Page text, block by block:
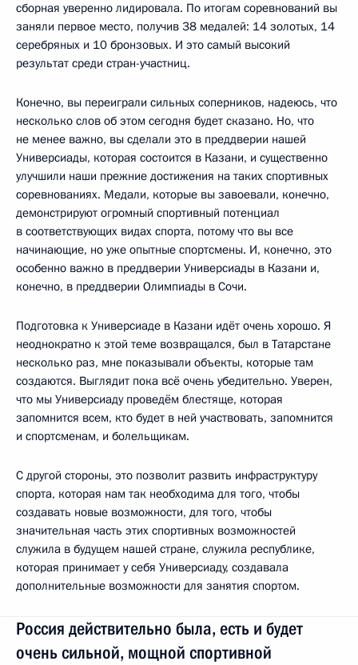
сборная уверенно лидировала. По итогам соревнований вы
заняли первое место, получив 38 медалей: 14 золотых, 14
серебряных и 10 бронзовых. И это самый высокий
результат среди стран-участниц.
Конечно, вы переиграли сильных соперников, надеюсь, что
несколько слов об этом сегодня будет сказано. Но, что
не менее важно, вы сделали это в преддверии нашей
Универсиады, которая состоится в Казани, и существенно
улучшили наши прежние достижения на таких спортивных
соревнованиях. Медали, которые вы завоевали, конечно,
демонстрируют огромный спортивный потенциал
в соответствующих видах спорта, потому что вы все
начинающие, но уже опытные спортсмены. И, конечно, это
особенно важно в преддверии Универсиады в Казани и,
конечно, в преддверии Олимпиады в Сочи.
Подготовка к Универсиаде в Казани идёт очень хорошо. Я
неоднократно к этой теме возвращался, был в Татарстане
несколько раз, мне показывали объекты, которые там
создаются. Выглядит пока всё очень убедительно. Уверен,
что мы Универсиаду проведём блестяще, которая
запомнится всем, кто будет в ней участвовать, запомнится
и спортсменам, и болельщикам.
С другой стороны, это позволит развить инфраструктуру
спорта, которая нам так необходима для того, чтобы
создавать новые возможности, для того, чтобы
значительная часть этих спортивных возможностей
служила в будущем нашей стране, служила республике,
которая принимает у себя Универсиаду, создавала
дополнительные возможности для занятия спортом.
Россия действительно была, есть и будет
очень сильной, мощной спортивной